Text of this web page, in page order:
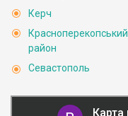
Керч
Красноперекопський
район
Севастополь